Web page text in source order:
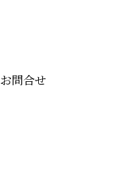
お問合せ